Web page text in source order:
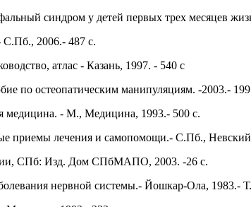
синдром у детей первых трех месяцев
С.Пб., 2006.- 487 с.
атлас - Казань, 1997. - 540 с
по остеопатическим манипуляциям. -2003.- 199
медицина. - М., Медицина, 1993.- 500 с.
приемы лечения и самопомощи.- С.Пб., Невский
СПб: Изд. Дом СПбМАПО, 2003. -26 с.
нервной системы.- Йошкар-Ола, 1983.-